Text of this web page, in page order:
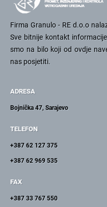
Firma Granulo - RE d.o.o
Sve bitnije kontakt
smo na bilo koji od ovdje
nas posjetiti.
ADRESA
Bojnička 47, Sarajevo
TELEFON
+387 62 127 375
+387 62 969 535
FAX
+387 33 767 550